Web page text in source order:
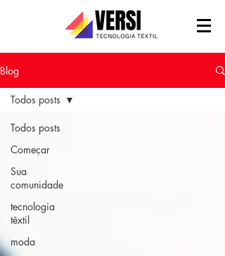
Blog
Todos posts
Começar
Sua
comunidade
tecnologia
têxtil
moda
Todos posts